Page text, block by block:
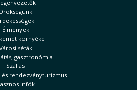
Élmények
környéke
séták
gasztronómia
Szállás
rendezvényturizmus
infók